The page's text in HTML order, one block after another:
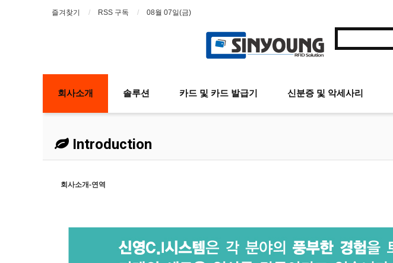
즐겨찾기 RSS 구독 08월 07일(금)
회사소개 솔루션 카드 및 카드 발급기 신분증 및 악세사리
Introduction
회사소개-연역